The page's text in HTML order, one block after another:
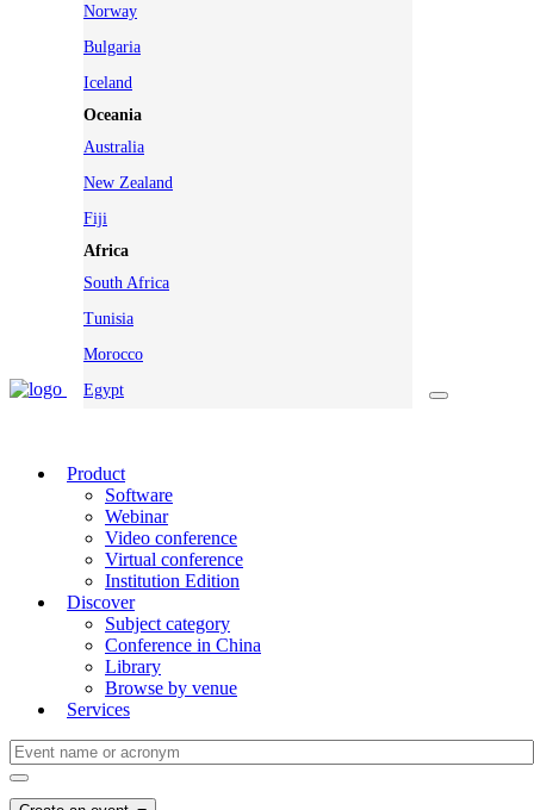
Norway
Bulgaria
Iceland
Oceania
Australia
New Zealand
Fiji
Africa
South Africa
Tunisia
Morocco
Egypt
Product
Software
Webinar
Video conference
Virtual conference
Institution Edition
Discover
Subject category
Conference in China
Library
Browse by venue
Services